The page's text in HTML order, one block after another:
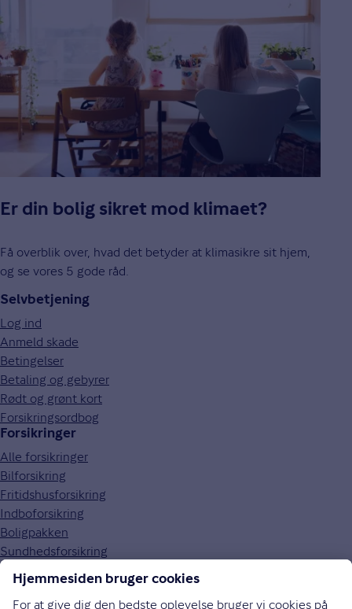
Er din bolig sikret mod klimaet?
Få overblik over, hvad det betyder at klimasikre sit hjem,
og se vores 5 gode råd.
Selvbetjening
Log ind
Anmeld skade
Betingelser
Betaling og gebyrer
Rødt og grønt kort
Forsikringsordbog
Forsikringer
Alle forsikringer
Bilforsikring
Fritidshusforsikring
Indboforsikring
Boligpakken
Sundhedsforsikring
Om Gjensidige
Om os